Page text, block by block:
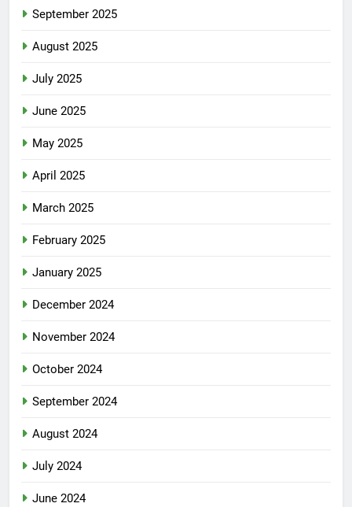
September 2025
August 2025
July 2025
June 2025
May 2025
April 2025
March 2025
February 2025
January 2025
December 2024
November 2024
October 2024
September 2024
August 2024
July 2024
June 2024